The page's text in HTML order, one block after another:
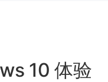
10 体验